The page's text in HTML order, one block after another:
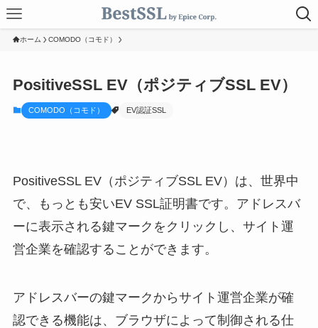
ホーム COMODO（コモド）
PositiveSSL EV（ポジティブSSL EV）
COMODO（コモド） EV認証SSL
PositiveSSL EV（ポジティブSSL EV）は、世界中
で、もっとも安いEV SSL証明書です。アドレスバ
ーに表示される鍵マークをクリックし、サイト運
営企業を確認することができます。
アドレスバーの鍵マークからサイト運営企業が確
認できる機能は、ブラウザによって制御される仕